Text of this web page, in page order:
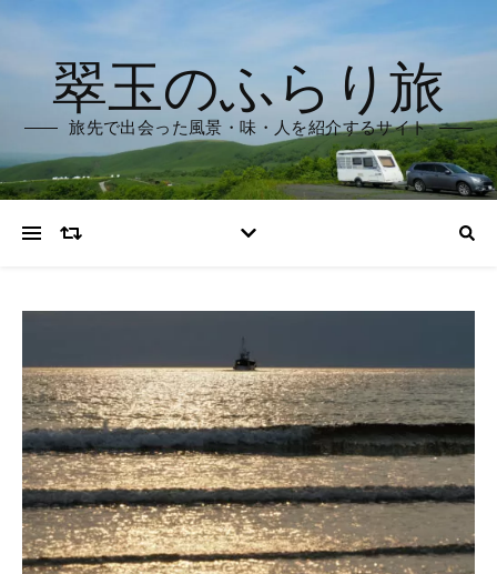
翠玉のふらり旅
旅先で出会った風景・味・人を紹介するサイト